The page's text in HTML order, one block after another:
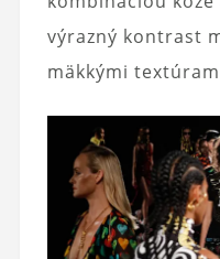
výrazný kontrast
mäkkými